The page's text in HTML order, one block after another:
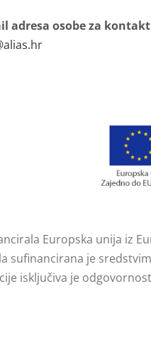
adresa osobe za
Europska unija iz
sufinancirana je
isključiva je